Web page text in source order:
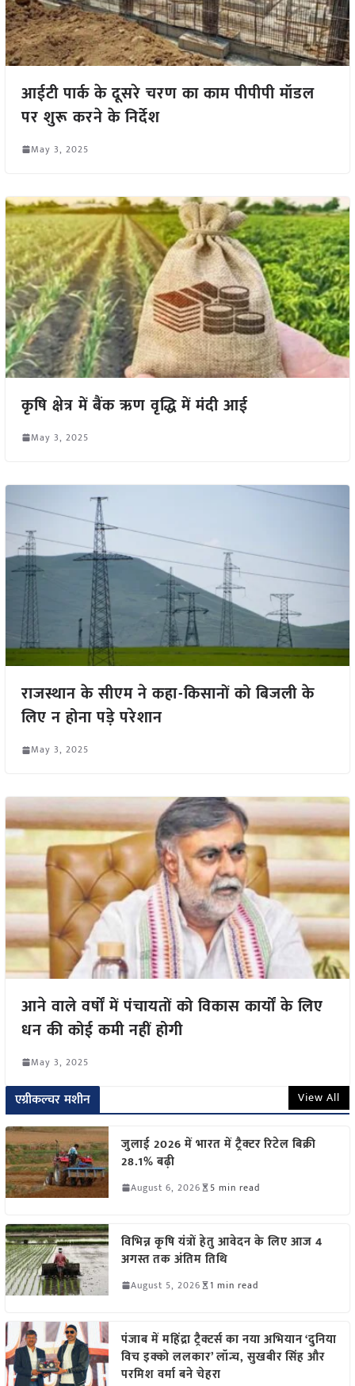
आईटी पार्क के दूसरे चरण का काम पीपीपी मॉडल
पर शुरू करने के निर्देश
May 3, 2025
कृषि क्षेत्र में बैंक ऋण वृद्धि में मंदी आई
May 3, 2025
राजस्थान के सीएम ने कहा-किसानों को बिजली के
लिए न होना पड़े परेशान
May 3, 2025
आने वाले वर्षों में पंचायतों को विकास कार्यों के लिए
धन की कोई कमी नहीं होगी
May 3, 2025
एग्रीकल्चर मशीन View All
जुलाई 2026 में भारत में ट्रैक्टर रिटेल बिक्री
28.1% बढ़ी
August 6, 2026 5 min read
विभिन्न कृषि यंत्रों हेतु आवेदन के लिए आज 4
अगस्त तक अंतिम तिथि
August 5, 2026 1 min read
पंजाब में महिंद्रा ट्रैक्टर्स का नया अभियान ‘दुनिया
विच इक्को ललकार’ लॉन्च, सुखबीर सिंह और
परमिश वर्मा बने चेहरा